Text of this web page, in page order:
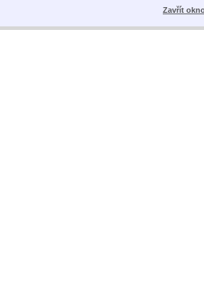
Zavřít